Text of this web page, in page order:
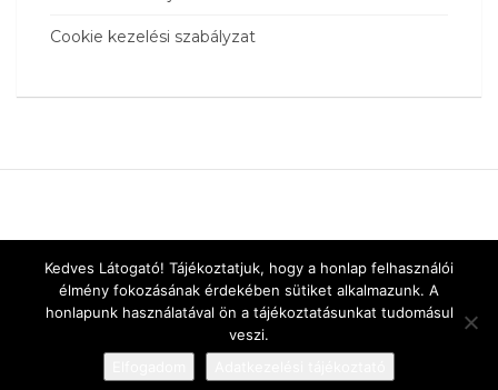
Cookie kezelési szabályzat
Kedves Látogató! Tájékoztatjuk, hogy a honlap felhasználói
élmény fokozásának érdekében sütiket alkalmazunk. A
honlapunk használatával ön a tájékoztatásunkat tudomásul
veszi.